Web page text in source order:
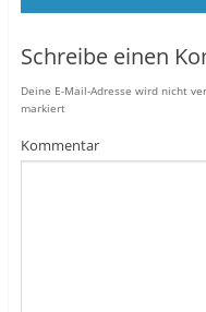
Schreibe einen
Deine E-Mail-Adresse wird nicht
markiert
Kommentar